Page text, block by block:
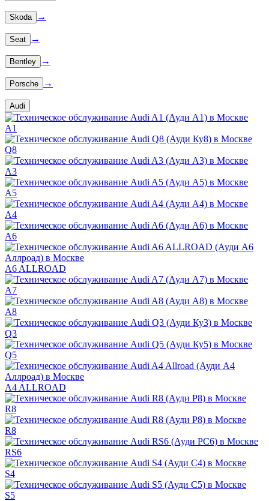
Skoda →
Seat →
Bentley →
Porsche →
Audi
A1
Q8
A3
A5
A4
A6
A6 ALLROAD
A7
A8
Q3
Q5
A4 ALLROAD
R8
R8
RS6
S4
S5